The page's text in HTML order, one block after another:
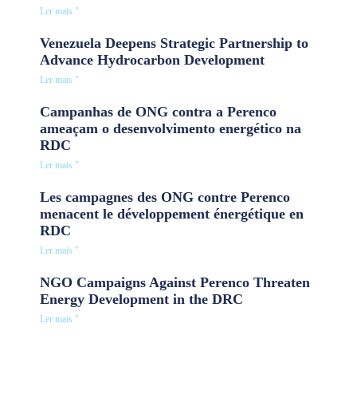
Ler mais "
Venezuela Deepens Strategic Partnership to
Advance Hydrocarbon Development
Ler mais "
Campanhas de ONG contra a Perenco
ameaçam o desenvolvimento energético na
RDC
Ler mais "
Les campagnes des ONG contre Perenco
menacent le développement énergétique en
RDC
Ler mais "
NGO Campaigns Against Perenco Threaten
Energy Development in the DRC
Ler mais "